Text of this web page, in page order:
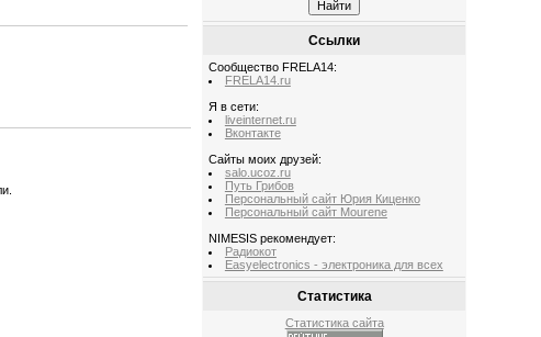
Ссылки
Сообщество FRELA14:
FRELA14.ru
Я в сети:
liveinternet.ru
Вконтакте
Сайты моих друзей:
salo.ucoz.ru
Путь Грибов
Персональный сайт Юрия Киценко
Персональный сайт Mourene
NIMESIS рекомендует:
Радиокот
Easyelectronics - электроника для всех
Статистика
Статистика сайта